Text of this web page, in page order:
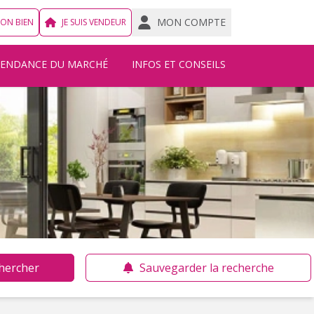
BIEN JE SUIS VENDEUR MON COMPTE
DU MARCHÉ INFOS ET CONSEILS
Sauvegarder la recherche